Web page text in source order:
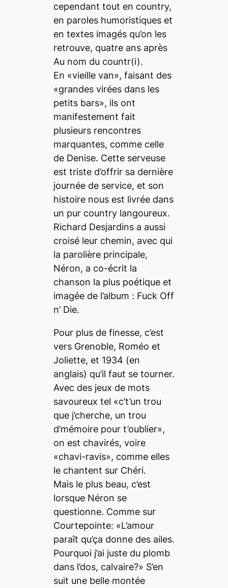
cependant tout en country,
en paroles humoristiques et
en textes imagés qu’on les
retrouve, quatre ans après
Au nom du countr(i).
En «vieille van», faisant des
«grandes virées dans les
petits bars», ils ont
manifestement fait
plusieurs rencontres
marquantes, comme celle
de Denise. Cette serveuse
est triste d’offrir sa dernière
journée de service, et son
histoire nous est livrée dans
un pur country langoureux.
Richard Desjardins a aussi
croisé leur chemin, avec qui
la parolière principale,
Néron, a co-écrit la
chanson la plus poétique et
imagée de l’album : Fuck Off
n’ Die.
Pour plus de finesse, c’est
vers Grenoble, Roméo et
Joliette, et 1934 (en
anglais) qu’il faut se tourner.
Avec des jeux de mots
savoureux tel «c’t’un trou
que j’cherche, un trou
d’mémoire pour t’oublier»,
on est chavirés, voire
«chavi-ravis», comme elles
le chantent sur Chéri.
Mais le plus beau, c’est
lorsque Néron se
questionne. Comme sur
Courtepointe: «L’amour
paraît qu’ça donne des ailes.
Pourquoi j’ai juste du plomb
dans l’dos, calvaire?» S’en
suit une belle montée